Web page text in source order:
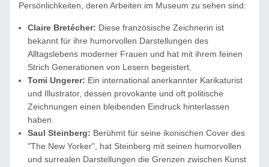
Persönlichkeiten, deren Arbeiten im Museum zu sehen sind:
Claire Bretécher: Diese französische Zeichnerin ist
bekannt für ihre humorvollen Darstellungen des
Alltagslebens moderner Frauen und hat mit ihrem feinen
Strich Generationen von Lesern begeistert.
Tomi Ungerer: Ein international anerkannter Karikaturist
und Illustrator, dessen provokante und oft politische
Zeichnungen einen bleibenden Eindruck hinterlassen
haben.
Saul Steinberg: Berühmt für seine ikonischen Cover des
"The New Yorker", hat Steinberg mit seinen humorvollen
und surrealen Darstellungen die Grenzen zwischen Kunst